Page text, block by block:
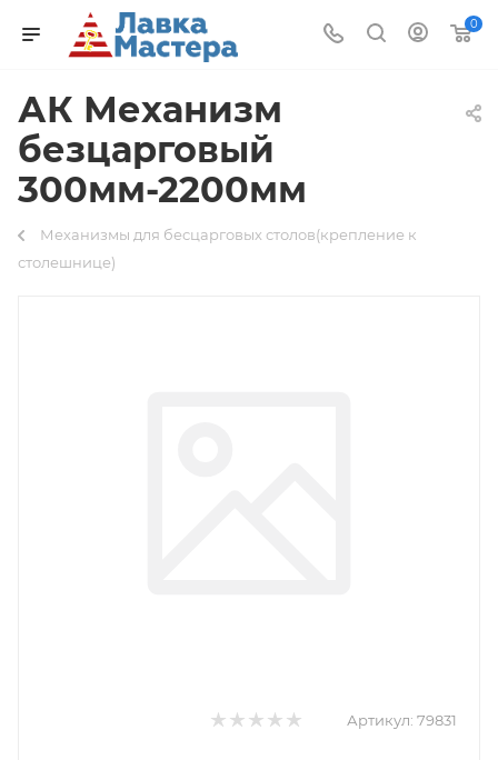
0
АК Механизм
безцарговый
300мм-2200мм
Механизмы для бесцарговых столов(крепление к
столешнице)
Артикул: 79831